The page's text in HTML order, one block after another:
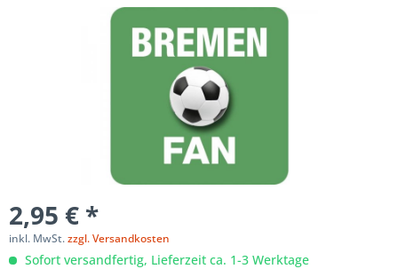
2,95 € *
inkl. MwSt.zzgl. Versandkosten
Sofort versandfertig, Lieferzeit ca. 1-3 Werktage